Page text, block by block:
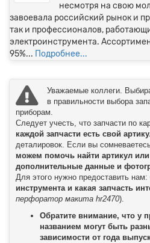
несмотря на свою
завоевала российский рынок и
так и профессионалов,
электроинструмента.
95%... Подробнее...
Уважаемые коллеги.
в правильности выбора
приборам.
Следует учесть, что запчасти по
каждой запчасти есть свой
деталировок. Если вы
можем помочь найти артикул или
дополнительные данные и
Для этого нужно предоставить нам:
инструмента и какая запчасть
перфоратор макита hr2470).
Обратите внимание, что у
названием могут быть
зависимости от года